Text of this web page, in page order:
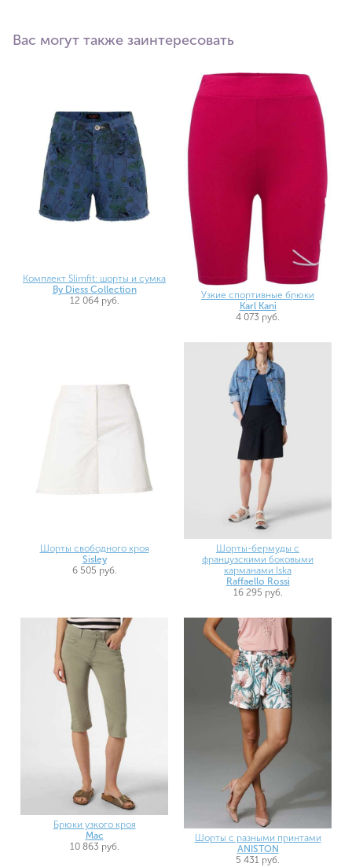
Вас могут также заинтересовать
Комплект Slimfit: шорты и сумка
By Diess Collection
12 064 руб.
Узкие спортивные брюки
Karl Kani
4 073 руб.
Шорты свободного кроя
Sisley
6 505 руб.
Шорты-бермуды с
французскими боковыми
карманами Iska
Raffaello Rossi
16 295 руб.
Брюки узкого кроя
Mac
10 863 руб.
Шорты с разными принтами
ANISTON
5 431 руб.